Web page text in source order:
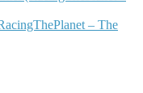
– The